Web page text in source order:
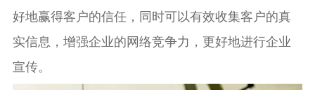
好地赢得客户的信任，同时可以有效收集客户的真
实信息，增强企业的网络竞争力，更好地进行企业
宣传。